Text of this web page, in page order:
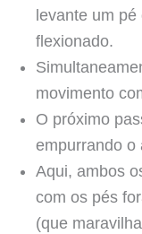
levante um
flexionado.
movimento
O próximo
empurrando o
Aqui, ambos
com os pés
(que